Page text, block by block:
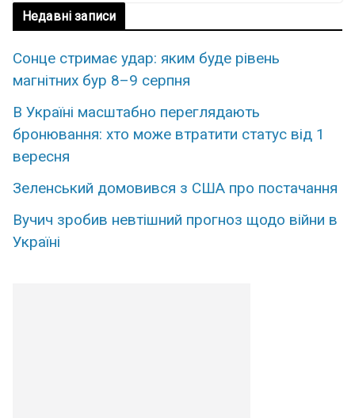
Недавні записи
Сонце стримає удар: яким буде рівень
магнітних бур 8–9 серпня
В Україні масштабно переглядають
бронювання: хто може втратити статус від 1
вересня
Зеленський домовився з США про постачання
Вучич зробив невтішний прогноз щодо війни в
Україні